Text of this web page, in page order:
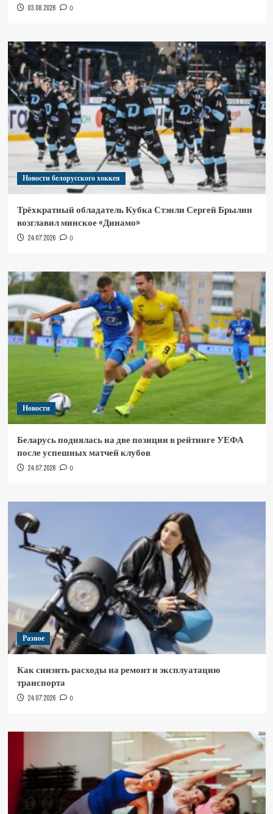
03.08.2026 0
Новости белорусского хоккея
Трёхкратный обладатель Кубка Стэнли Сергей Брылин
возглавил минское «Динамо»
24.07.2026 0
Новости
Беларусь поднялась на две позиции в рейтинге УЕФА
после успешных матчей клубов
24.07.2026 0
Разное
Как снизить расходы на ремонт и эксплуатацию
транспорта
24.07.2026 0